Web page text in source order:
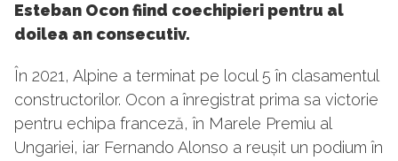
Esteban Ocon fiind coechipieri pentru al
doilea an consecutiv.
În 2021, Alpine a terminat pe locul 5 în clasamentul
constructorilor. Ocon a înregistrat prima sa victorie
pentru echipa franceză, în Marele Premiu al
Ungariei, iar Fernando Alonso a reușit un podium în